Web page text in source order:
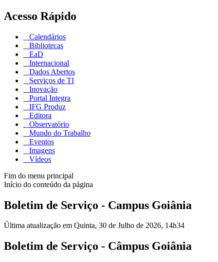
Acesso Rápido
Calendários
Bibliotecas
EaD
Internacional
Dados Abertos
Serviços de TI
Inovação
Portal Integra
IFG Produz
Editora
Observatório
Mundo do Trabalho
Eventos
Imagens
Vídeos
Fim do menu principal
Início do conteúdo da página
Boletim de Serviço - Campus Goiânia
Última atualização em Quinta, 30 de Julho de 2026, 14h34
Boletim de Serviço - Câmpus Goiânia